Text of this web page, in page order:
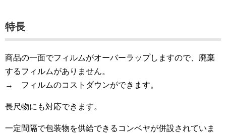
特長
商品の一面でフィルムがオーバーラップしますので、廃棄
するフィルムがありません。
→ フィルムのコストダウンができます。
長尺物にも対応できます。
一定間隔で包装物を供給できるコンベヤが併設されていま